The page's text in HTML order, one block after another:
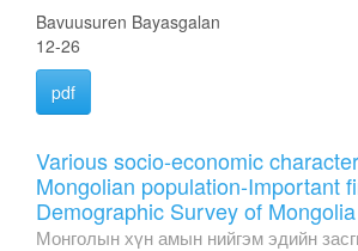
Bavuusuren Bayasgalan
12-26
pdf
Various socio-economic
Mongolian population-Important
Demographic Survey of Mongolia
Монголын хүн амын нийгэм эдийн